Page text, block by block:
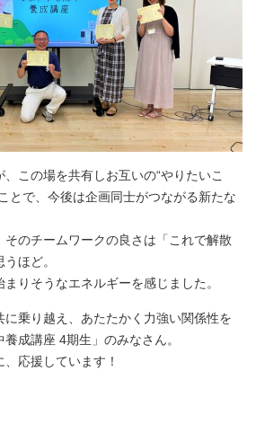
この場を共有しお互いの“やりたいこ
とで、今後は企画同士がつながる新たな
のチームワークの良さは「これで解散
ほど。
りそうなエネルギーを感じました。
に乗り越え、あたたかく力強い関係性を
成講座 4期生」のみなさん。
応援しています！